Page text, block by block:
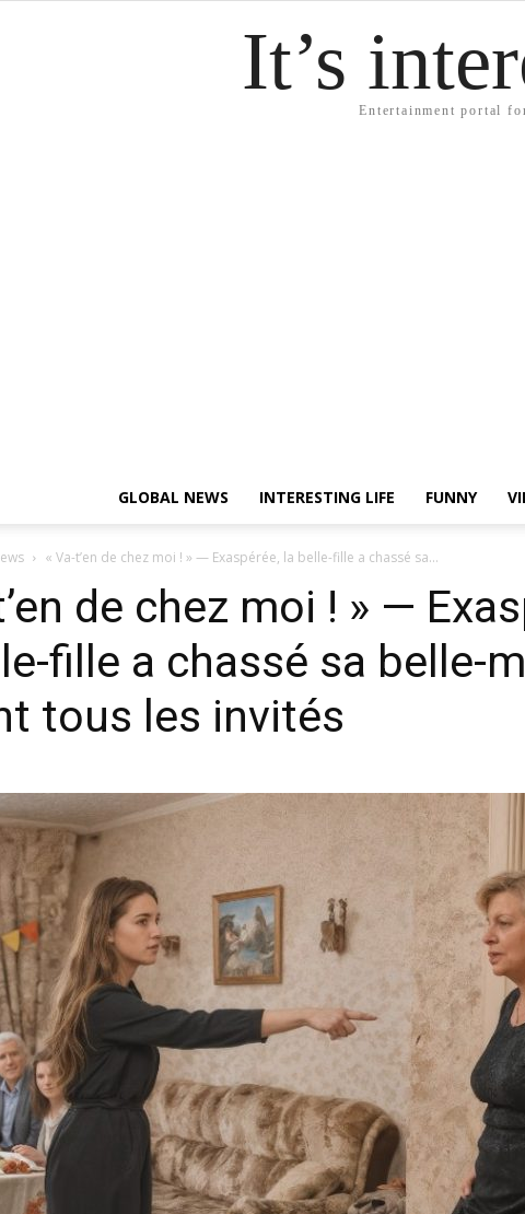
It’s
Entertainment portal
GLOBAL NEWS INTERESTING LIFE FUNNY
« Va-t’en de chez moi ! » — Exaspérée, la belle-fille a chassé sa...
de chez moi ! » —
fille a chassé sa belle-
tous les invités